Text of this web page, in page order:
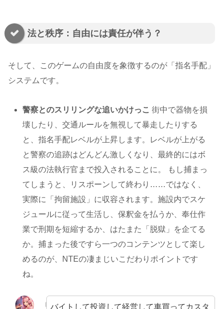
法と秩序：自由には責任が伴う？
そして、このゲームの自由度を象徴するのが「指名手配」
システムです。
警察とのスリリングな追いかけっこ 街中で器物を損
壊したり、交通ルールを無視して暴走したりする
と、指名手配レベルが上昇します。レベルが上がる
と警察の追跡はどんどん激しくなり、最終的にはボ
ス級の法執行官まで投入されることに。 もし捕まっ
てしまうと、リスポーンして終わり……ではなく、
実際に「拘留施設」に収容されます。施設内でスケ
ジュールに従って生活し、保釈金を払うか、奉仕作
業で刑期を短縮するか、はたまた「脱獄」を企てる
か。捕まった後ですら一つのコンテンツとして楽し
めるのが、NTEの凄まじいこだわりポイントです
ね。
バイトして投資して経営して車買ってカスタ